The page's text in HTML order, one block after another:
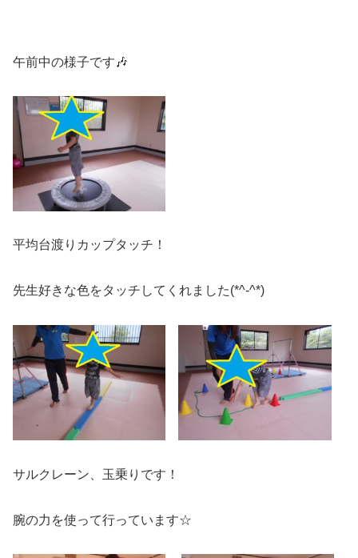
午前中の様子です🎶
平均台渡りカップタッチ！
先生好きな色をタッチしてくれました(*^-^*)
サルクレーン、玉乗りです！
腕の力を使って行っています☆